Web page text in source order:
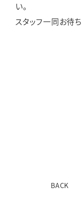
い。
スタッフ一同お待
BACK